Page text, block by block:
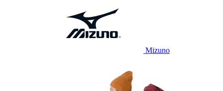
Mizuno